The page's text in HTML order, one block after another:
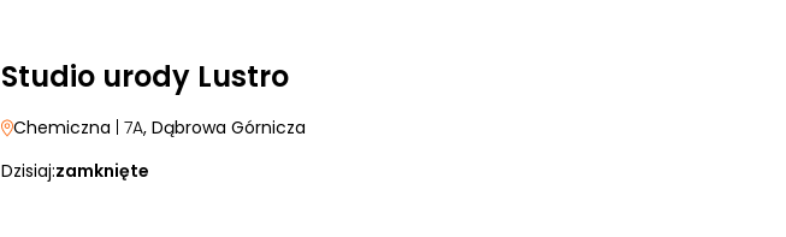
Studio urody Lustro
Chemiczna | 7A, Dąbrowa Górnicza
Dzisiaj:zamknięte